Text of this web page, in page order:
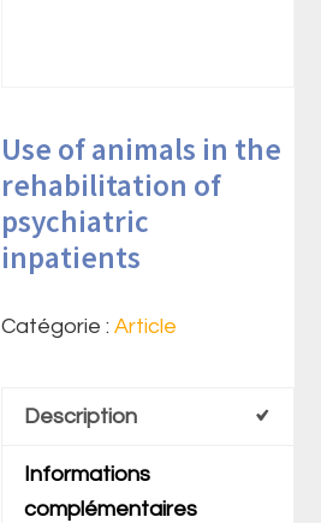
Use of animals in the
rehabilitation of
psychiatric
inpatients
Catégorie :Article
Description
Informations
complémentaires